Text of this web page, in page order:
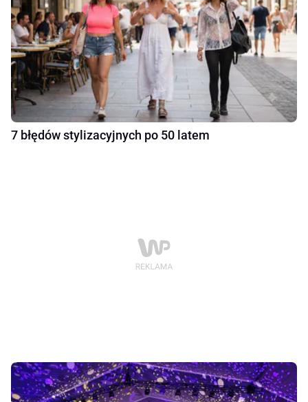
7 błędów stylizacyjnych po 50 latem